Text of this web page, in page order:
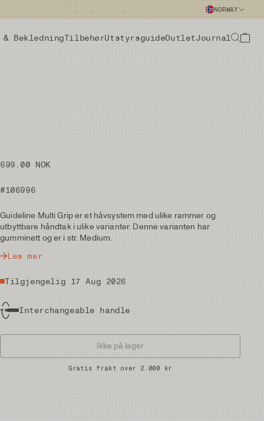
NORWAY
& BekledningTilbehørUtstyrsguideOutletJournal
699.00 NOK
#106996
Guideline Multi Grip er et håvsystem med ulike rammer og
utbyttbare håndtak i ulike varianter. Denne varianten har
gumminett og er i str. Medium.
Les mer
Tilgjengelig 17 Aug 2026
Interchangeable handle
Ikke på lager
Gratis frakt over 2.000 kr